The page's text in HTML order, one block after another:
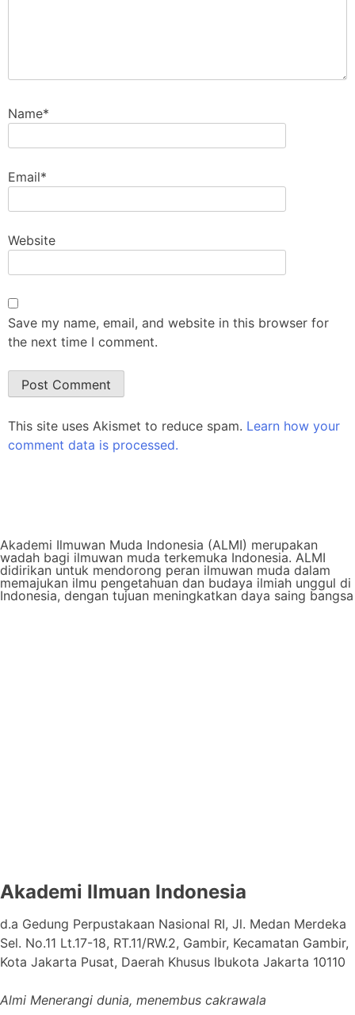
Name*
Email*
Website
Save my name, email, and website in this browser for
the next time I comment.
This site uses Akismet to reduce spam. Learn how your
comment data is processed.
Akademi Ilmuwan Muda Indonesia (ALMI) merupakan
wadah bagi ilmuwan muda terkemuka Indonesia. ALMI
didirikan untuk mendorong peran ilmuwan muda dalam
memajukan ilmu pengetahuan dan budaya ilmiah unggul di
Indonesia, dengan tujuan meningkatkan daya saing bangsa
Akademi Ilmuan Indonesia
d.a Gedung Perpustakaan Nasional RI, Jl. Medan Merdeka
Sel. No.11 Lt.17-18, RT.11/RW.2, Gambir, Kecamatan Gambir,
Kota Jakarta Pusat, Daerah Khusus Ibukota Jakarta 10110
Almi Menerangi dunia, menembus cakrawala